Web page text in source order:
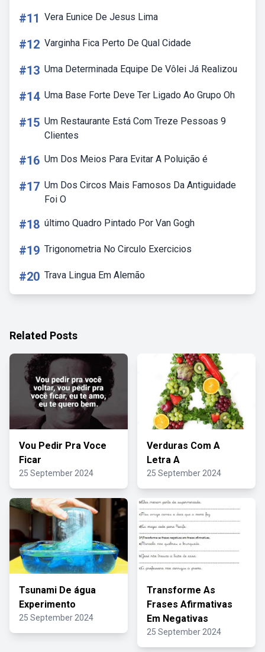
#11 Vera Eunice De Jesus Lima
#12 Varginha Fica Perto De Qual Cidade
#13 Uma Determinada Equipe De Vôlei Já Realizou
#14 Uma Base Forte Deve Ter Ligado Ao Grupo Oh
#15 Um Restaurante Está Com Treze Pessoas 9
Clientes
#16 Um Dos Meios Para Evitar A Poluição é
#17 Um Dos Circos Mais Famosos Da Antiguidade
Foi O
#18 último Quadro Pintado Por Van Gogh
#19 Trigonometria No Circulo Exercicios
#20 Trava Lingua Em Alemão
Related Posts
Vou Pedir Pra Voce
Ficar
25 September 2024
Verduras Com A
Letra A
25 September 2024
Tsunami De água
Experimento
25 September 2024
Transforme As
Frases Afirmativas
Em Negativas
25 September 2024